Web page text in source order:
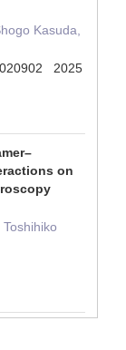
Kasuda,
2025
on